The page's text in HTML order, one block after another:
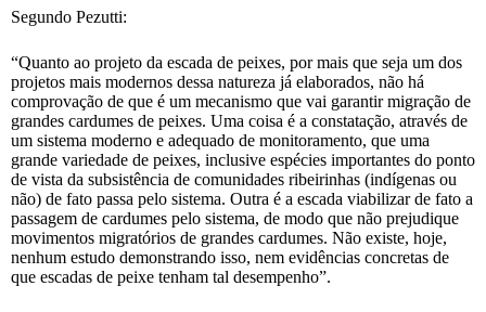
Segundo Pezutti:
“Quanto ao projeto da escada de peixes, por mais que seja um dos
projetos mais modernos dessa natureza já elaborados, não há
comprovação de que é um mecanismo que vai garantir migração de
grandes cardumes de peixes. Uma coisa é a constatação, através de
um sistema moderno e adequado de monitoramento, que uma
grande variedade de peixes, inclusive espécies importantes do ponto
de vista da subsistência de comunidades ribeirinhas (indígenas ou
não) de fato passa pelo sistema. Outra é a escada viabilizar de fato a
passagem de cardumes pelo sistema, de modo que não prejudique
movimentos migratórios de grandes cardumes. Não existe, hoje,
nenhum estudo demonstrando isso, nem evidências concretas de
que escadas de peixe tenham tal desempenho”.